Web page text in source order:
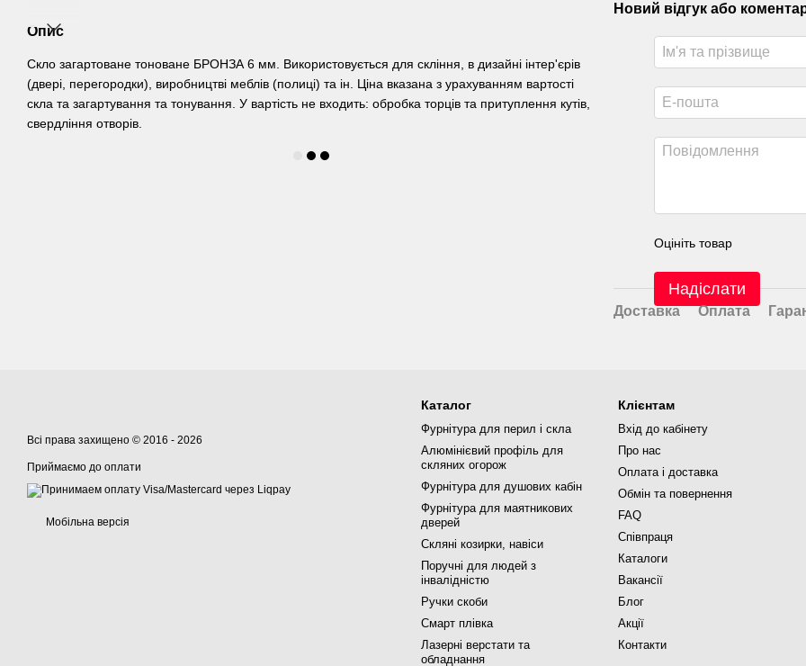
Опис
Скло загартоване тоноване БРОНЗА 6 мм. Використовується для скління, в дизайні інтер'єрів
(двері, перегородки), виробництві меблів (полиці) та ін. Ціна вказана з урахуванням вартості
скла та загартування та тонування. У вартість не входить: обробка торців та притуплення кутів,
свердління отворів.
Новий відгук або
Оцініть товар
Надіслати
Доставка Оплата
Всі права захищено © 2016 - 2026
Приймаємо до оплати
Мобільна версія
Каталог
Фурнітура для перил і скла
Алюмінієвий профіль для
скляних огорож
Фурнітура для душових кабін
Фурнітура для маятникових
дверей
Скляні козирки, навіси
Поручні для людей з
інвалідністю
Ручки скоби
Смарт плівка
Лазерні верстати та
обладнання
Клієнтам
Вхід до кабінету
Про нас
Оплата і доставка
Обмін та повернення
FAQ
Співпраця
Каталоги
Вакансії
Блог
Акції
Контакти